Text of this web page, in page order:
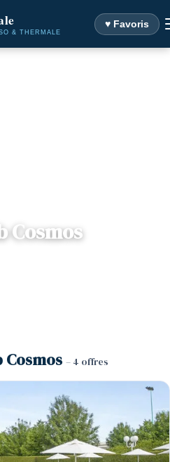
♥ Favoris
Cosmos
Cosmos – 4 offres